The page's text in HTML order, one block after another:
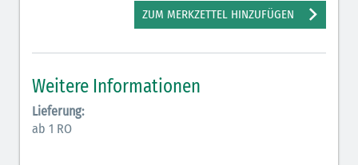
Bronchodilatatoren (blau-braun)
Hormone (braun-beige)
Hormone Insulin (braun-gelb)
ZUM MERKZETTEL HINZUFÜGEN
Weitere Informationen
Lieferung:
ab 1 RO